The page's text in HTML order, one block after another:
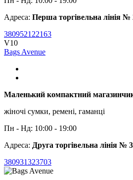
Адреса: Перша торгівельна лінія
380952122163
V10
Bags Avenue
Маленький компактний
жіночі сумки, ремені, гаманці
Пн - Нд: 10:00 - 19:00
Адреса: Друга торгівельна лінія
380931323703